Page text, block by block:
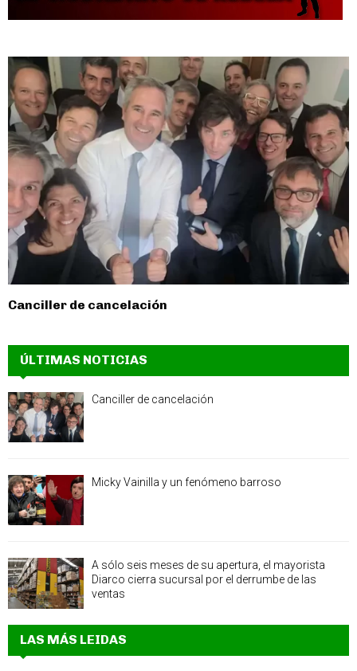
Canciller de cancelación
ÚLTIMAS NOTICIAS
Canciller de cancelación
Micky Vainilla y un fenómeno barroso
A sólo seis meses de su apertura, el mayorista
Diarco cierra sucursal por el derrumbe de las
ventas
LAS MÁS LEIDAS